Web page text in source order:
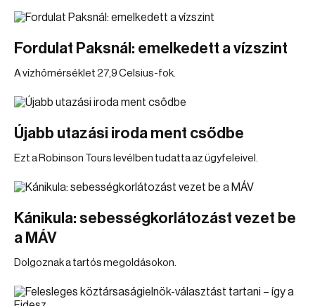
Fordulat Paksnál: emelkedett a vízszint
A vízhőmérséklet 27,9 Celsius-fok.
Újabb utazási iroda ment csődbe
Ezt a Robinson Tours levélben tudatta az ügyfeleivel.
Kánikula: sebességkorlátozást vezet be
a MÁV
Dolgoznak a tartós megoldásokon.